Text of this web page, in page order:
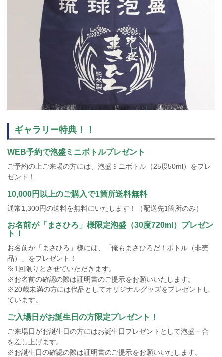
ギャラリー特典！！
WEB予約で泡盛ミニボトルプレゼント
ご予約の上ご来場の方には、泡盛ミニボトル（25度50ml）をプレ
ゼント！
10,000円以上のご購入で1箇所送料無料
通常1,300円の送料を無料にいたします！（配送先1箇所のみ）
お名前が「まさひろ」様限定泡盛（30度720ml）プレゼン
ト！
お名前が「まさひろ」様には、「俺もまさひろだ！ボトル（非売
品）」をプレゼント！
※1回限りとさせていただきます。
※お名前の確認の際は証明書のご提示をお願いいたします。
※20歳未満の方には代品としてオリジナルグッズをプレゼントし
ています。
ご入場日がお誕生日の方限定プレゼント！
ご来場日がお誕生日の方にはお誕生日プレゼントとして泡盛一合
を差し上げます。
※お誕生日の確認の際は証明書のご提示をお願いいたします。